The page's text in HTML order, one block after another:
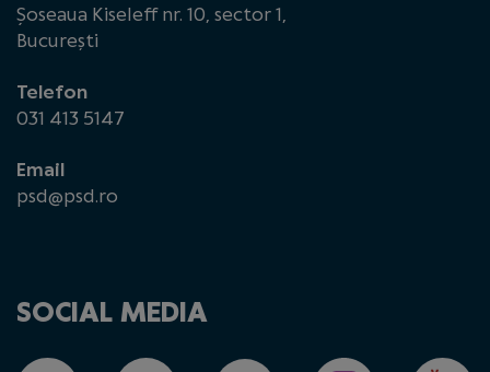
Șoseaua Kiseleff nr. 10, sector 1,
București
Telefon
031 413 5147
Email
psd@psd.ro
SOCIAL MEDIA